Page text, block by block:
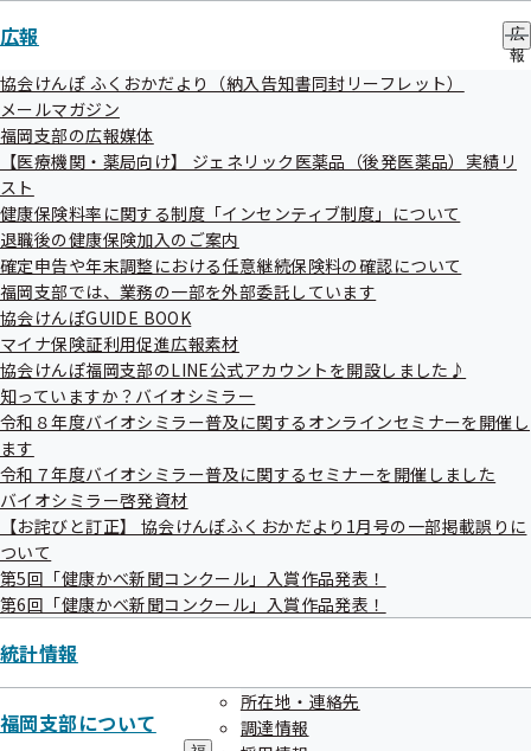
広報
広
報
ニ
協会けんぽ ふくおかだより（納入告知書同封リーフレット）
メールマガジン
福岡支部の広報媒体
【医療機関・薬局向け】 ジェネリック医薬品（後発医薬品）実績リ
スト
健康保険料率に関する制度「インセンティブ制度」について
退職後の健康保険加入のご案内
確定申告や年末調整における任意継続保険料の確認について
福岡支部では、業務の一部を外部委託しています
協会けんぽGUIDE BOOK
マイナ保険証利用促進広報素材
協会けんぽ福岡支部のLINE公式アカウントを開設しました♪
知っていますか？バイオシミラー
令和８年度バイオシミラー普及に関するオンラインセミナーを開催し
ます
令和７年度バイオシミラー普及に関するセミナーを開催しました
バイオシミラー啓発資材
【お詫びと訂正】 協会けんぽふくおかだより1月号の一部掲載誤りに
ついて
第5回「健康かべ新聞コンクール」入賞作品発表！
第6回「健康かべ新聞コンクール」入賞作品発表！
統計情報
福岡支部について
所在地・連絡先
調達情報
★　目次　★
１．交通事故など第三者行為によるケガで健康保険を使う場合は？
２．仕事中や通勤途中でのケガは健康保険を使える？
３．協会けんぽからの負傷原因の照会について
４．ご存じですか？整骨院・接骨院のかかり方
５．今月の健康情報
・管理栄養士によるおすすめ健康レシピ　～マグカップ卵豆腐～
・おっしょい！！健康情報　～「新入社員の健康づくり　～規則正し
い生活をしよう～」～
・「協会けんぽふくおかだより」の５月号をホームページに掲載しま
した
――――――――――――――――――――――――――――――――――――――
１．交通事故など第三者行為によるケガで健康保険を使う場合は？
――――――――――――――――――――――――――――――――――――――
交通事故やけんか、他人の飼い犬に噛まれた場合など、第三者の行為
によってケガをしたときでも健康保険を使って治療を受けることがで
ただし、健康保険を使って医療機関等で治療を受ける場合は、「第三
者行為による傷病届」を協会けんぽにご提出いただく必要がありま